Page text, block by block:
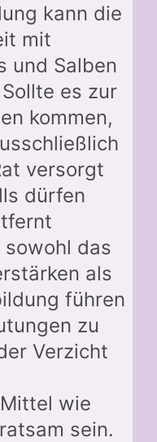
kann die
mit
und Salben
es zur
kommen,
versorgt
dürfen
das
als
führen
zu
Verzicht
wie
sein.